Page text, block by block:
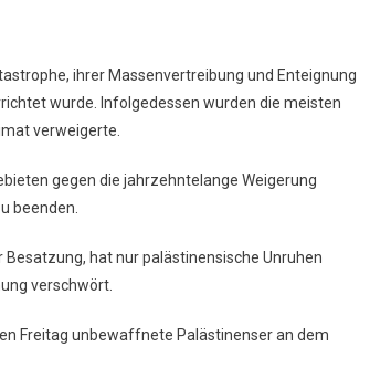
ihrer Massenvertreibung und Enteignung
wurde. Infolgedessen wurden die meisten
verweigerte.
gegen die jahrzehntelange Weigerung
beenden.
hat nur palästinensische Unruhen
verschwört.
Freitag unbewaffnete Palästinenser an dem